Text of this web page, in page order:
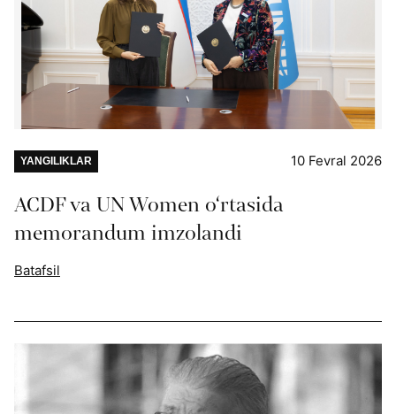
YANGILIKLAR 10 Fevral 2026
ACDF va UN Women o‘rtasida
memorandum imzolandi
Batafsil